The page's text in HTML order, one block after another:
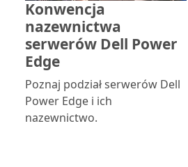
Konwencja
nazewnictwa
serwerów Dell Power
Edge
Poznaj podział serwerów Dell
Power Edge i ich
nazewnictwo.